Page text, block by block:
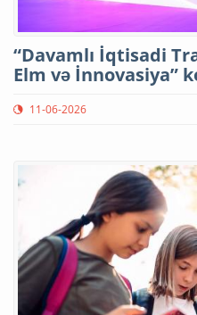
“Davamlı İqtisadi
Elm və İnnovasiya”
11-06-2026